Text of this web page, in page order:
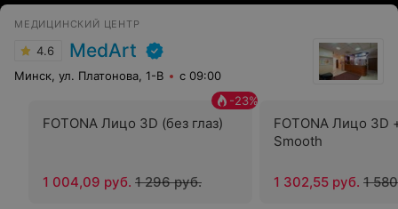
лечение, - и результат лечения не заставил себя долго
ждать. В общем, я очень доволен работой данного
врача и благодарен ему за оказанную помощь. Желаю
иметь в рядах Вашей клиники больше таких врачей!
МЕДИЦИНСКИЙ ЦЕНТР
4.6 MedArt
Минск, ул. Платонова, 1-В с 09:00
FOTONA Лицо 3D (без глаз)
-23%
1 004,09 руб. 1 296 руб.
FOTONA Лицо 3D
Smooth
1 302,55 руб. 1